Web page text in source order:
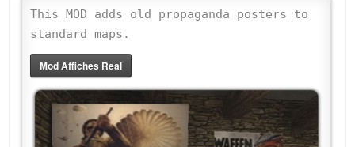
This MOD adds old propaganda posters to
standard maps.
Mod Affiches Real